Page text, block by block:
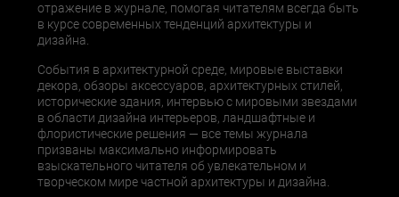
отражение в журнале, помогая читателям всегда быть
в курсе современных тенденций архитектуры и
дизайна.
События в архитектурной среде, мировые выставки
декора, обзоры аксессуаров, архитектурных стилей,
исторические здания, интервью с мировыми звездами
в области дизайна интерьеров, ландшафтные и
флористические решения — все темы журнала
призваны максимально информировать
взыскательного читателя об увлекательном и
творческом мире частной архитектуры и дизайна.